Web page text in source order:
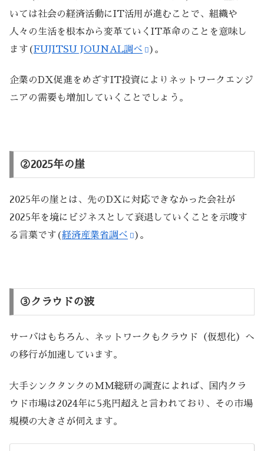
いては社会の経済活動にIT活用が進むことで、組織や
人々の生活を根本から変革ていくIT革命のことを意味し
ます( FUJITSU JOUNAL調べ )。
企業のDX促進をめざすIT投資によりネットワークエンジ
ニアの需要も増加していくことでしょう。
②2025年の崖
2025年の崖とは、先のDXに対応できなかった会社が
2025年を境にビジネスとして衰退していくことを示唆す
る言葉です(経済産業省調べ )。
③クラウドの波
サーバはもちろん、ネットワークもクラウド（仮想化）へ
の移行が加速しています。
大手シンクタンクのMM総研の調査によれば、国内クラ
ウド市場は2024年に5兆円超えと言われており、その市場
規模の大きさが伺えます。